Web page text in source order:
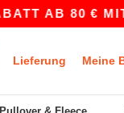
€ MIT DEM
Lieferung Meine